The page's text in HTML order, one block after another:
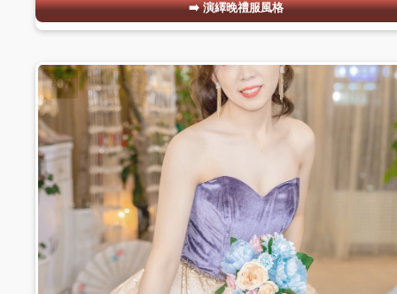
演繹晚禮服風格
#07